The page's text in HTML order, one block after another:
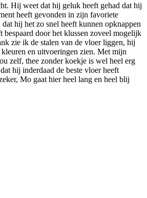
Hij weet dat hij geluk heeft gehad dat hij
heeft gevonden in zijn favoriete
hij het zo snel heeft kunnen opknappen
bespaard door het klussen zoveel mogelijk
zie ik de stalen van de vloer liggen, hij
en uitvoeringen zien. Met mijn
zelf, thee zonder koekje is wel heel erg
hij inderdaad de beste vloer heeft
Mo gaat hier heel lang en heel blij